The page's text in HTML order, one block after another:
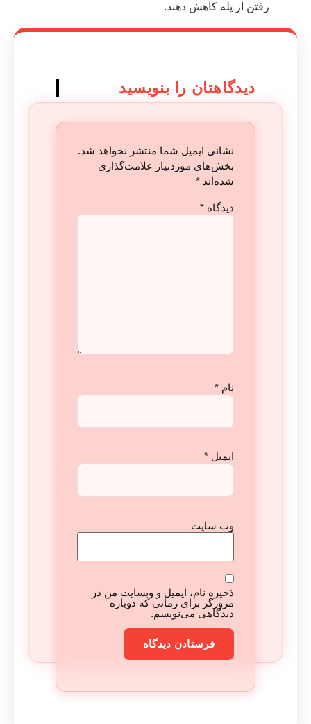
رفتن از پله کاهش دهند.
دیدگاهتان را بنویسید
نشانی ایمیل شما منتشر نخواهد شد.
بخش‌های موردنیاز علامت‌گذاری
شده‌اند*
دیدگاه*
ایمیل*
وب‌ سایت
ذخیره نام، ایمیل و وبسایت من در
مرورگر برای زمانی که دوباره
دیدگاهی می‌نویسم.